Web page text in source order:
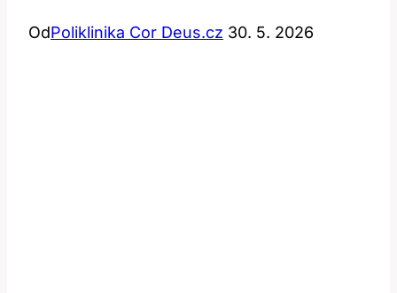
OdPoliklinika Cor Deus.cz 30. 5. 2026